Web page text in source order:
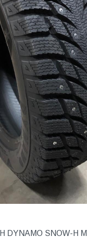
DYNAMO SNOW-H